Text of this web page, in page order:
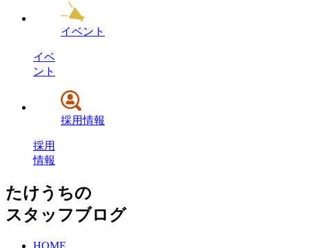
イベント
イベ
ント
採用情報
採用
情報
たけうちの
スタッフブログ
HOME